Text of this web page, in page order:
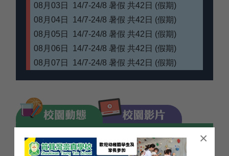
×
08月03日 14/7-24/8 暑假 共42日 (假期)
08月04日 14/7-24/8 暑假 共42日 (假期)
08月05日 14/7-24/8 暑假 共42日 (假期)
08月06日 14/7-24/8 暑假 共42日 (假期)
08月07日 14/7-24/8 暑假 共42日 (假期)
08月12日 14/7-24/8 暑假 共42日 (假期)
08月13日 14/7-24/8 暑假 共42日 (假期)
08月17日 14/7-24/8 暑假 共42日 (假期)